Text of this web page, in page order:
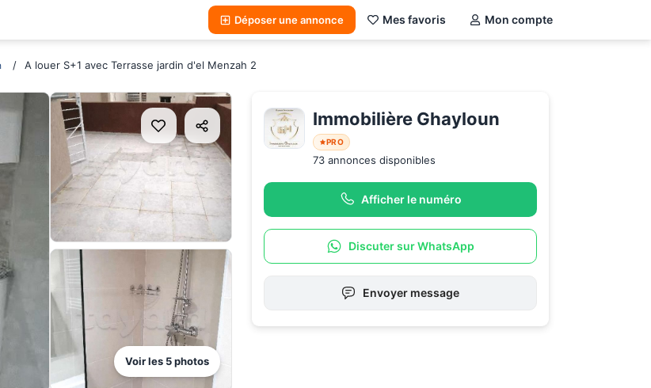
Déposer une annonce Mes favoris Mon compte
A louer S+1 avec Terrasse jardin d'el Menzah 2
Voir les 5photos
Immobilière Ghayloun
PRO
73 annonces disponibles
Afficher le numéro
Discuter sur WhatsApp
Envoyer message